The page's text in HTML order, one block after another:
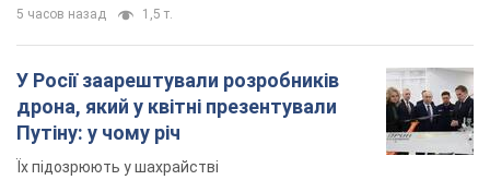
5 часов назад 1,5 т.
У Росії заарештували розробників
дрона, який у квітні презентували
Путіну: у чому річ
Їх підозрюють у шахрайстві